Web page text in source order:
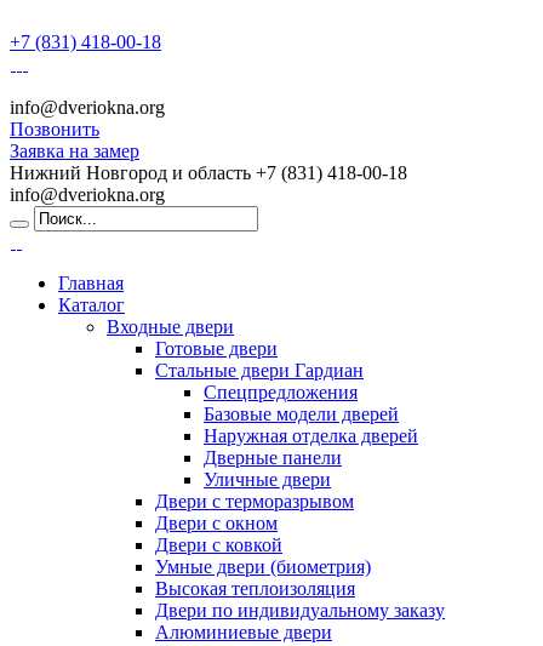
+7 (831) 418-00-18
info@dveriokna.org
Позвонить
Заявка на замер
Нижний Новгород и область +7 (831) 418-00-18
info@dveriokna.org
Главная
Каталог
Входные двери
Готовые двери
Стальные двери Гардиан
Спецпредложения
Базовые модели дверей
Наружная отделка дверей
Дверные панели
Уличные двери
Двери с терморазрывом
Двери с окном
Двери с ковкой
Умные двери (биометрия)
Высокая теплоизоляция
Двери по индивидуальному заказу
Алюминиевые двери